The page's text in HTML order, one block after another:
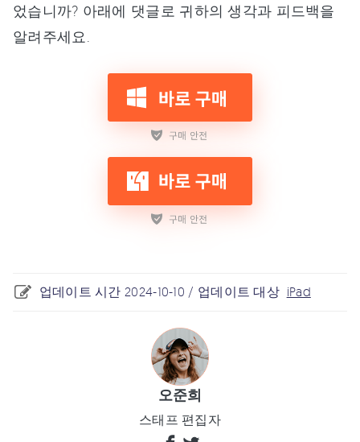
었습니까? 아래에 댓글로 귀하의 생각과 피드백을
알려주세요.
업데이트 시간 2024-10-10 / 업데이트 대상 iPad
오준희
스태프 편집자